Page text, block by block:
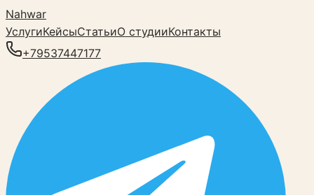
Nahwar
УслугиКейсыСтатьиО студииКонтакты
+79537447177